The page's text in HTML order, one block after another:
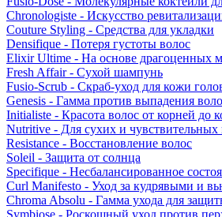
Chronologiste - Искусство
Couture Styling - Средства для укладки
Densifique - Потеря густоты волос
Elixir Ultime - На основе драгоценных
Fresh Affair - Сухой шампунь
Fusio-Scrub - Скраб-уход для кожи
Genesis - Гамма против выпадения
Initialiste - Красота волос от корней до
Nutritive - Для сухих и чувствительных
Resistance - Восстановление волос
Soleil - Защита от солнца
Specifique - Несбалансированное
Curl Manifesto - Уход за кудрявыми и
Chroma Absolu - Гамма ухода для
Symbiose - Роскошный уход против